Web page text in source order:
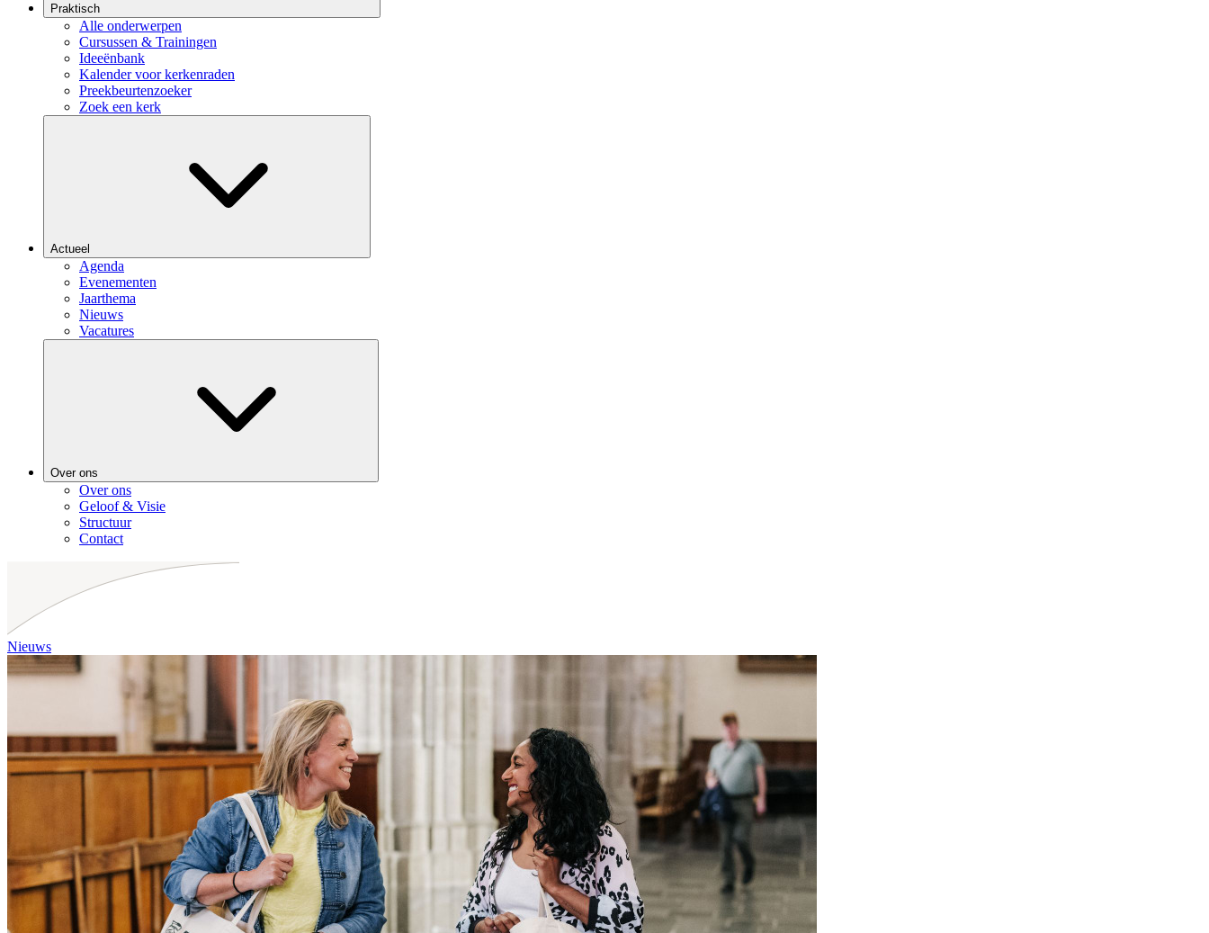
Praktisch
Alle onderwerpen
Cursussen & Trainingen
Ideeënbank
Kalender voor kerkenraden
Preekbeurtenzoeker
Zoek een kerk
Actueel
Agenda
Evenementen
Jaarthema
Nieuws
Vacatures
Over ons
Over ons
Geloof & Visie
Structuur
Contact
Nieuws